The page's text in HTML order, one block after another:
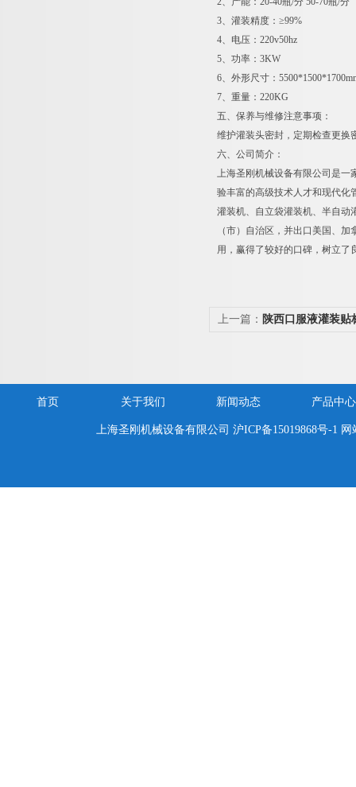
3、灌装精度：≥99%
4、电压：220v50hz
5、功率：3KW
6、外形尺寸：
7、重量：220KG
五、保养与维修注意事项：
维护灌装头密封，定期检查更换
六、公司简介：
上海圣刚机械设备有限公司是一
验丰富的高级技术人才和现代化
灌装机、自立袋灌装机、半自动
（市）自治区，并出口美国、
用，赢得了较好的口碑，树立
上一篇： 陕西口服液灌装贴
首页 关于我们 新闻动态 产品中心
上海圣刚机械设备有限公司沪ICP备15019868号-1 网